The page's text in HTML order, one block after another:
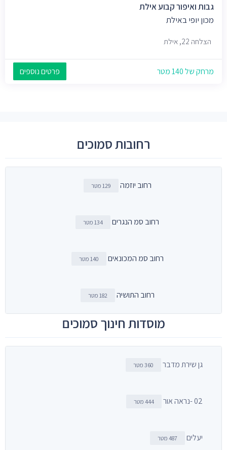
גבות ואיפור קבוע אילת
מכון יופי באילת
הצלחה 22, אילת
מרחק של 140 מטר פרטים נוספים
רחובות סמוכים
רחוב יוזמה 129 מטר
רחוב סמ הנגרים 134 מטר
רחוב סמ המכונאים 140 מטר
רחוב התושיה 182 מטר
מוסדות חינוך סמוכים
גן שירת מדבר 360 מטר
02 -נראה אור 444 מטר
יעלים 487 מטר